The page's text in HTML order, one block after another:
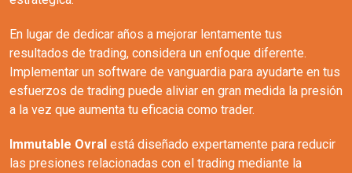
En lugar de dedicar años a mejorar lentamente tus
resultados de trading, considera un enfoque diferente.
Implementar un software de vanguardia para ayudarte en tus
esfuerzos de trading puede aliviar en gran medida la presión
a la vez que aumenta tu eficacia como trader.
Immutable Ovral está diseñado expertamente para reducir
las presiones relacionadas con el trading mediante la